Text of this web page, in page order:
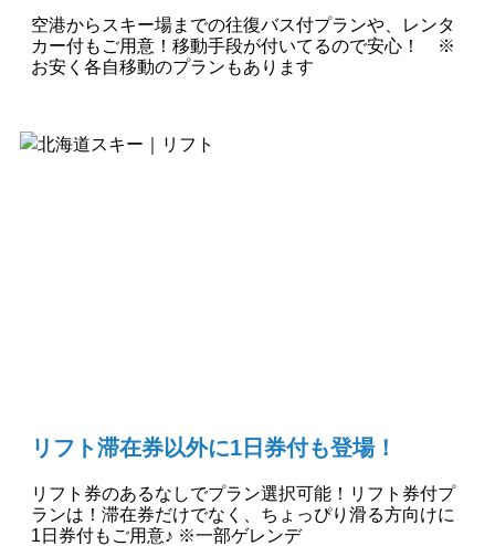
空港からスキー場までの往復バス付プランや、レンタ
カー付もご用意！移動手段が付いてるので安心！ ※
お安く各自移動のプランもあります
リフト滞在券以外に1日券付も登場！
リフト券のあるなしでプラン選択可能！リフト券付プ
ランは！滞在券だけでなく、ちょっぴり滑る方向けに
1日券付もご用意♪ ※一部ゲレンデ